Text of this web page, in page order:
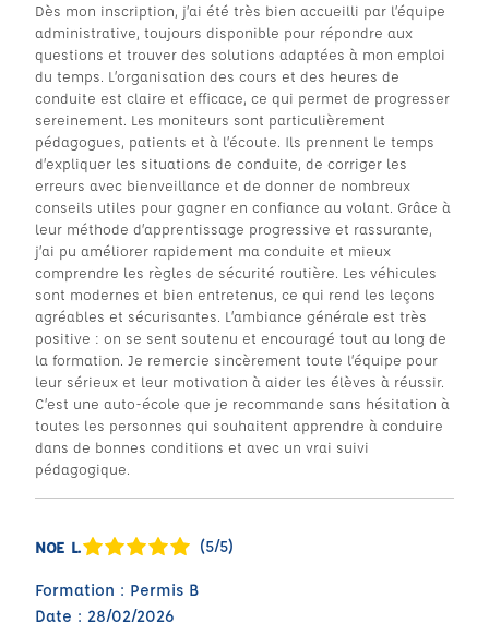
Dès mon inscription, j’ai été très bien accueilli par l’équipe
administrative, toujours disponible pour répondre aux
questions et trouver des solutions adaptées à mon emploi
du temps. L’organisation des cours et des heures de
conduite est claire et efficace, ce qui permet de progresser
sereinement. Les moniteurs sont particulièrement
pédagogues, patients et à l’écoute. Ils prennent le temps
d’expliquer les situations de conduite, de corriger les
erreurs avec bienveillance et de donner de nombreux
conseils utiles pour gagner en confiance au volant. Grâce à
leur méthode d’apprentissage progressive et rassurante,
j’ai pu améliorer rapidement ma conduite et mieux
comprendre les règles de sécurité routière. Les véhicules
sont modernes et bien entretenus, ce qui rend les leçons
agréables et sécurisantes. L’ambiance générale est très
positive : on se sent soutenu et encouragé tout au long de
la formation. Je remercie sincèrement toute l’équipe pour
leur sérieux et leur motivation à aider les élèves à réussir.
C’est une auto-école que je recommande sans hésitation à
toutes les personnes qui souhaitent apprendre à conduire
dans de bonnes conditions et avec un vrai suivi
pédagogique.
NOE L. (5/5)
Formation : Permis B
Date : 28/02/2026